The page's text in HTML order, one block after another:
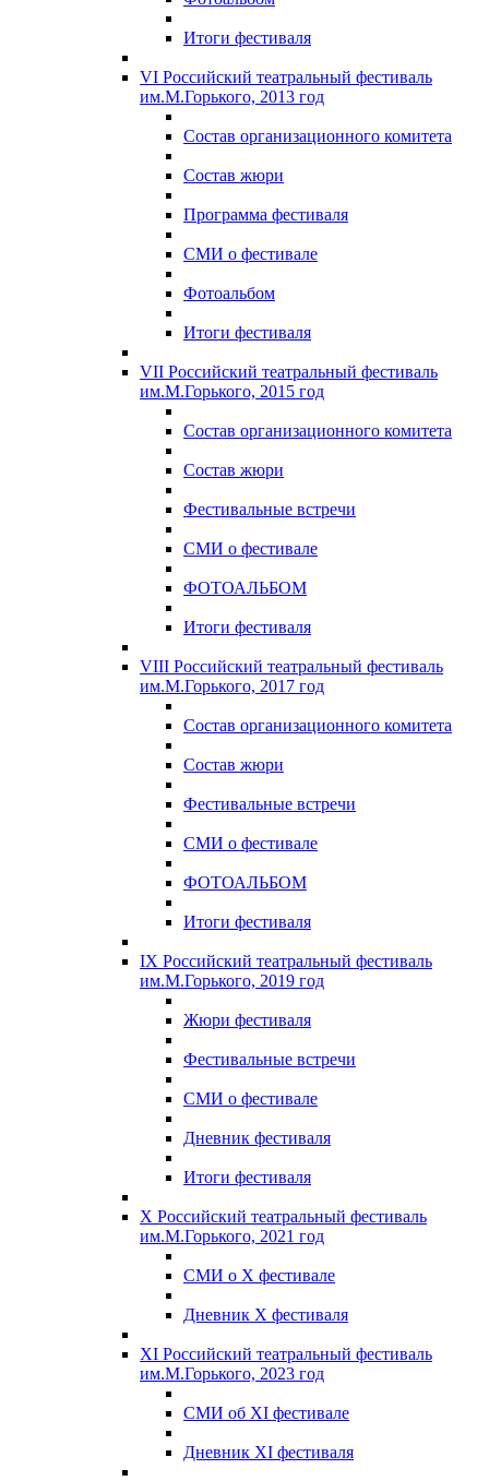
Итоги фестиваля
VI Российский театральный фестиваль
им.М.Горького, 2013 год
Состав организационного комитета
Состав жюри
Программа фестиваля
СМИ о фестивале
Фотоальбом
Итоги фестиваля
VII Российский театральный фестиваль
им.М.Горького, 2015 год
Состав организационного комитета
Состав жюри
Фестивальные встречи
СМИ о фестивале
ФОТОАЛЬБОМ
Итоги фестиваля
VIII Российский театральный фестиваль
им.М.Горького, 2017 год
Состав организационного комитета
Состав жюри
Фестивальные встречи
СМИ о фестивале
ФОТОАЛЬБОМ
Итоги фестиваля
IX Российский театральный фестиваль
им.М.Горького, 2019 год
Жюри фестиваля
Фестивальные встречи
СМИ о фестивале
Дневник фестиваля
Итоги фестиваля
X Российский театральный фестиваль
им.М.Горького, 2021 год
СМИ о X фестивале
Дневник X фестиваля
XI Российский театральный фестиваль
им.М.Горького, 2023 год
СМИ об XI фестивале
Дневник XI фестиваля